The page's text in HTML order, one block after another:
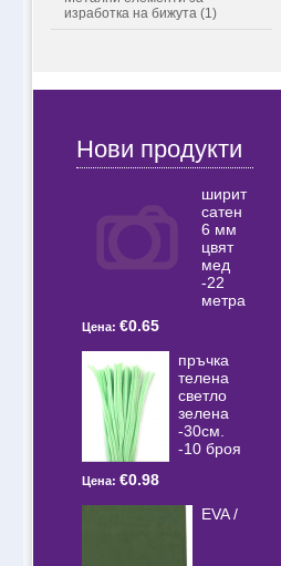
изработка на бижута (1)
Нови продукти
ширит
сатен
6 мм
цвят
мед
-22
метра
Цена: €0.65
пръчка
телена
светлo
зелена
-30см.
-10 броя
Цена: €0.98
EVA /